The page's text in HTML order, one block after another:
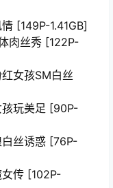
[149P-1.41GB]
肉丝秀 [122P-
女孩SM白丝
玩美足 [90P-
丝诱惑 [76P-
传 [102P-